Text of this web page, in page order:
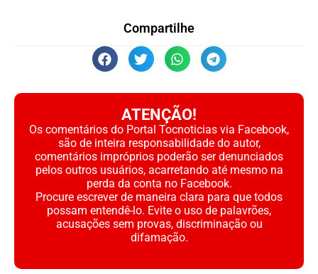
Compartilhe
ATENÇÃO!
Os comentários do Portal Tocnoticias via Facebook,
são de inteira responsabilidade do autor,
comentários impróprios poderão ser denunciados
pelos outros usuários, acarretando até mesmo na
perda da conta no Facebook.
Procure escrever de maneira clara para que todos
possam entendê-lo. Evite o uso de palavrões,
acusações sem provas, discriminação ou
difamação.